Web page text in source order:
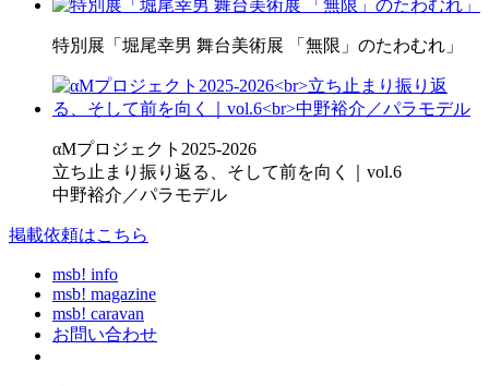
特別展「堀尾幸男 舞台美術展 「無限」のたわむれ」
αMプロジェクト2025-2026
立ち止まり振り返る、そして前を向く｜vol.6
中野裕介／パラモデル
掲載依頼はこちら
msb! info
msb! magazine
msb! caravan
お問い合わせ